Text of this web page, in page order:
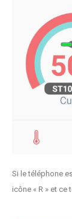
Si le téléphone
icône « R » et